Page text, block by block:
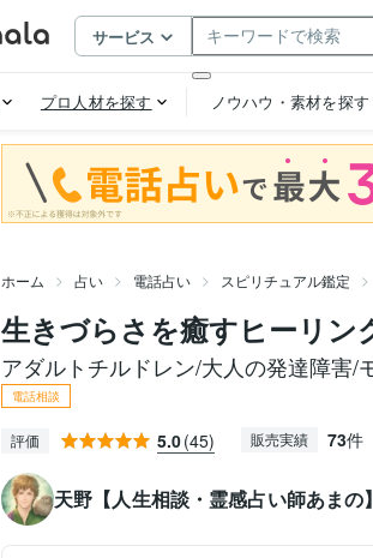
ホーム 占い 電話占い スピリチュアル鑑定
生きづらさを癒すヒーリン
アダルトチルドレン/大人の発達障害/
電話相談
評価 5.0(45) 販売実績 73件
天野【人生相談・霊感占い師あまの】